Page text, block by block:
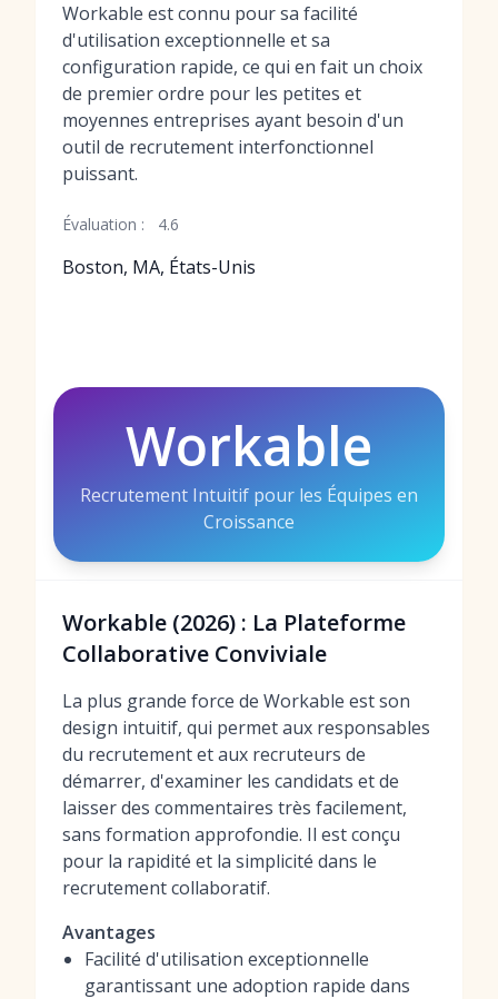
Workable est connu pour sa facilité
d'utilisation exceptionnelle et sa
configuration rapide, ce qui en fait un choix
de premier ordre pour les petites et
moyennes entreprises ayant besoin d'un
outil de recrutement interfonctionnel
puissant.
Évaluation : 4.6
Boston, MA, États-Unis
Workable
Recrutement Intuitif pour les Équipes en
Croissance
Workable (2026) : La Plateforme
Collaborative Conviviale
La plus grande force de Workable est son
design intuitif, qui permet aux responsables
du recrutement et aux recruteurs de
démarrer, d'examiner les candidats et de
laisser des commentaires très facilement,
sans formation approfondie. Il est conçu
pour la rapidité et la simplicité dans le
recrutement collaboratif.
Avantages
Facilité d'utilisation exceptionnelle
garantissant une adoption rapide dans